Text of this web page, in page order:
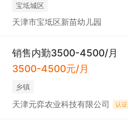
宝坻城区
天津市宝坻区新苗幼儿园
销售内勤3500-4500/月
3500-4500元/月
乡镇
天津元弈农业科技有限公司 认证